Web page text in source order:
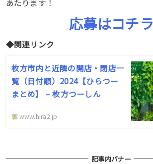
あたります！
応募はコチラ
◆関連リンク
枚方市内と近隣の開店・閉店一
覧（日付順）2024【ひらつー
まとめ】 – 枚方つーしん
www.hira2.jp
記事内バナー